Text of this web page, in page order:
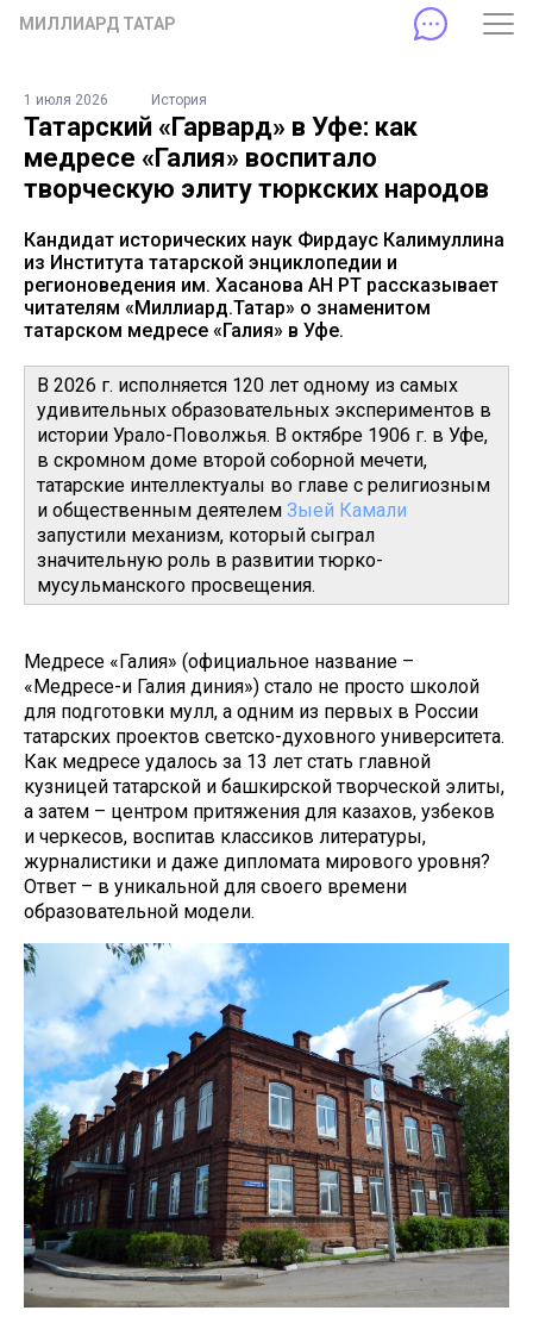
МИЛЛИАРД ТАТАР
1 июля 2026 История
Татарский «Гарвард» в Уфе: как
медресе «Галия» воспитало
творческую элиту тюркских народов
Кандидат исторических наук Фирдаус Калимуллина
из Института татарской энциклопедии и
регионоведения им. Хасанова АН РТ рассказывает
читателям «Миллиард.Татар» о знаменитом
татарском медресе «Галия» в Уфе.
В 2026 г. исполняется 120 лет одному из самых
удивительных образовательных экспериментов в
истории Урало-Поволжья. В октябре 1906 г. в Уфе,
в скромном доме второй соборной мечети,
татарские интеллектуалы во главе с религиозным
и общественным деятелем Зыей Камали
запустили механизм, который сыграл
значительную роль в развитии тюрко-
мусульманского просвещения.
Медресе «Галия» (официальное название –
«Медресе-и Галия диния») стало не просто школой
для подготовки мулл, а одним из первых в России
татарских проектов светско-духовного университета.
Как медресе удалось за 13 лет стать главной
кузницей татарской и башкирской творческой элиты,
а затем – центром притяжения для казахов, узбеков
и черкесов, воспитав классиков литературы,
журналистики и даже дипломата мирового уровня?
Ответ – в уникальной для своего времени
образовательной модели.